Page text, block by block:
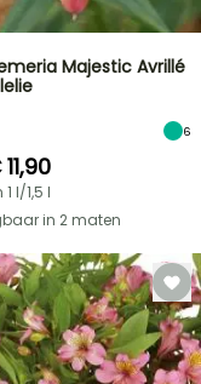
Majestic Avrillé
6
l/1,5 l
in 2 maten